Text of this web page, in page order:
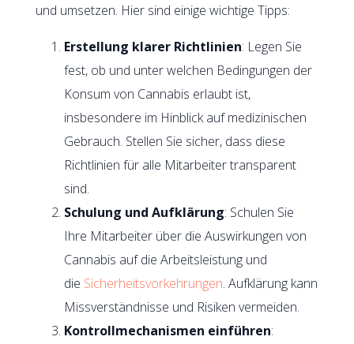
und umsetzen. Hier sind einige wichtige Tipps:
Erstellung klarer Richtlinien: Legen Sie
fest, ob und unter welchen Bedingungen der
Konsum von Cannabis erlaubt ist,
insbesondere im Hinblick auf medizinischen
Gebrauch. Stellen Sie sicher, dass diese
Richtlinien für alle Mitarbeiter transparent
sind.
Schulung und Aufklärung: Schulen Sie
Ihre Mitarbeiter über die Auswirkungen von
Cannabis auf die Arbeitsleistung und
die Sicherheitsvorkehrungen. Aufklärung kann
Missverständnisse und Risiken vermeiden.
Kontrollmechanismen einführen: